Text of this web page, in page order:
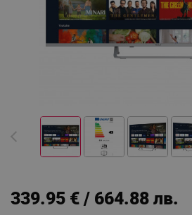
339.95 € / 664.88 лв.